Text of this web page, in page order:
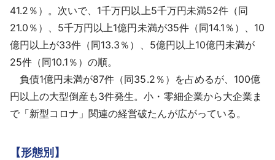
41.2％）。次いで、1千万円以上5千万円未満52件（同
21.0％）、5千万円以上1億円未満が35件（同14.1％）、10
億円以上が33件（同13.3％）、5億円以上10億円未満が
25件（同10.1％）の順。
負債1億円未満が87件（同35.2％）を占めるが、100億
円以上の大型倒産も3件発生。小・零細企業から大企業ま
で「新型コロナ」関連の経営破たんが広がっている。
【形態別】